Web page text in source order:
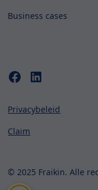
Business cases
© 2025 Fraikin. Alle
Privacybeleid
Claim